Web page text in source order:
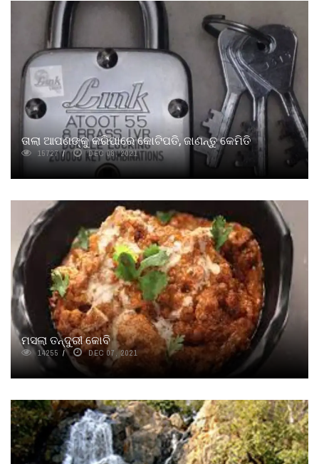
ତାଲା ଆପଣଙ୍କୁ କରିପାରେ କୋଟିପତି, ଜାଣନ୍ତୁ କେମିତି
15727 DEC 08, 2021
ମସଲା ତନ୍ଦୁରୀ କୋବି
14255 DEC 07, 2021